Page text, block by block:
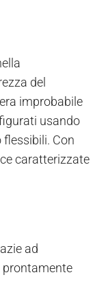
del
improbabile
usando
Con
caratterizzate
ad
prontamente